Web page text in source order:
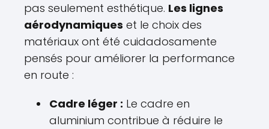
pas seulement esthétique. Les lignes
aérodynamiques et le choix des
matériaux ont été cuidadosamente
pensés pour améliorer la performance
en route :
Cadre léger : Le cadre en
aluminium contribue à réduire le